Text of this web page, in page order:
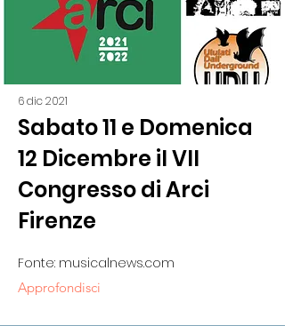
6 dic 2021
Sabato 11 e Domenica
12 Dicembre il VII
Congresso di Arci
Firenze
Fonte: musicalnews.com
Approfondisci